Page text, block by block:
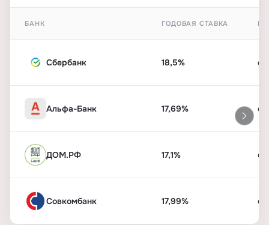
БАНК ГОДОВАЯ СТАВКА
Сбербанк 18,5%
Альфа-Банк 17,69%
ДОМ.РФ 17,1%
Совкомбанк 17,99%